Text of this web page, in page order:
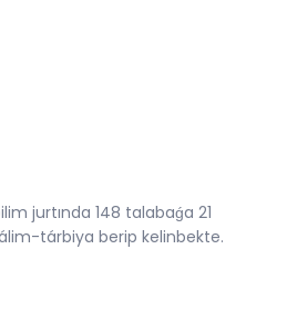
jurtında 148 talabaǵa 21
tárbiya berip kelinbekte.